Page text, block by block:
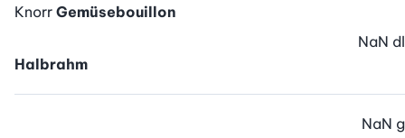
Knorr Gemüsebouillon
Halbrahm
NaN dl
NaN g